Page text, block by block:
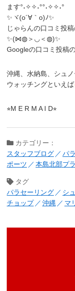
ます°˖✧✧˖°°˖✧✧˖°
✨ヾ(o´∀｀o)ﾉ✨
じゃらんの口コミ投
✨(⋈◍＞◡＜◍)✨
Googleの口コミ投稿
沖縄、水納島、シュ
ウォッチングといえば
⭐︎M E R M A I D⭐︎
カテゴリー：
スタッフブログ
パ
ポーツ
本島北部プ
タグ
パラセーリング
シ
チョップ
沖縄 マ